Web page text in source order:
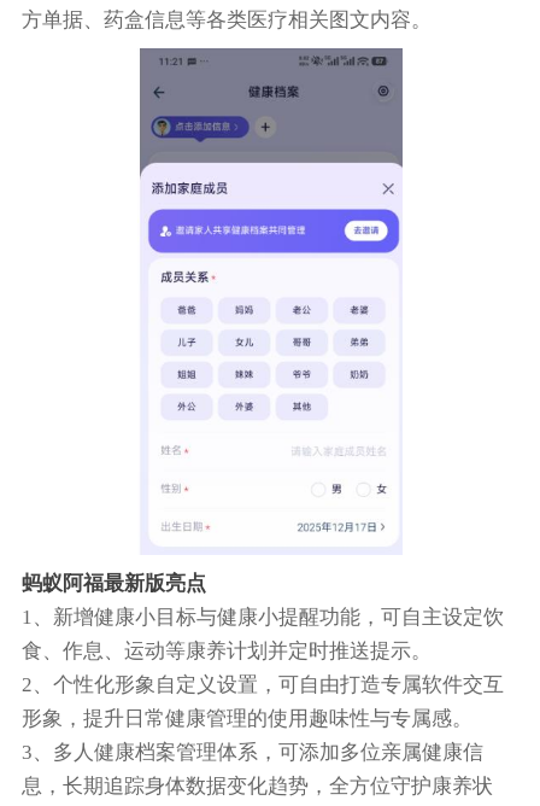
方单据、药盒信息等各类医疗相关图文内容。
蚂蚁阿福最新版亮点
1、新增健康小目标与健康小提醒功能，可自主设定饮
食、作息、运动等康养计划并定时推送提示。
2、个性化形象自定义设置，可自由打造专属软件交互
形象，提升日常健康管理的使用趣味性与专属感。
3、多人健康档案管理体系，可添加多位亲属健康信
息，长期追踪身体数据变化趋势，全方位守护康养状